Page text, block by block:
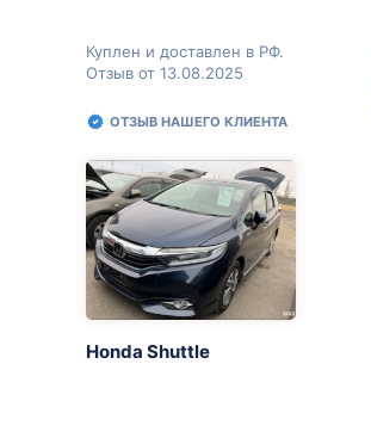
Куплен и доставлен в РФ.
Отзыв от 13.08.2025
ОТЗЫВ НАШЕГО КЛИЕНТА
Honda Shuttle